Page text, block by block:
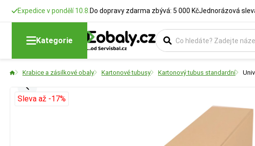
Expedice v pondělí 10.8. Do dopravy zdarma zbývá: 5 000 KčJednorázová
Kategorie
Krabice a zásilkové obaly Kartonové tubusy Kartonový tubus standardní
Sleva až -17%